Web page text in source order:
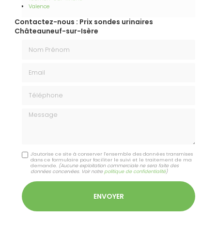
Valence
Contactez-nous : Prix sondes urinaires
Châteauneuf-sur-Isère
Message
J'autorise ce site à conserver l'ensemble des données transmises
dans ce formulaire pour faciliter le suivi et le traitement de ma
demande. (Aucune exploitation commerciale ne sera faite des
données concervées. Voir notre politique de confidentialité)